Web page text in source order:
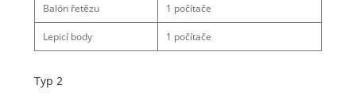
Balón řetězu 1 počítače
Lepicí body 1 počítače
Typ 2